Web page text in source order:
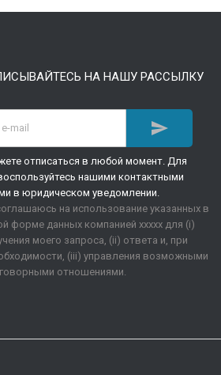
НА НАШУ РАССЫЛКУ

отписаться в любой момент. Для
нашими контактными
в юридическом уведомлении.
на использование указанных в
форме данных компанией xxxxx для (i)
моего запроса, (ii) ответа и, при
(iii) управления возможными
отношениями.